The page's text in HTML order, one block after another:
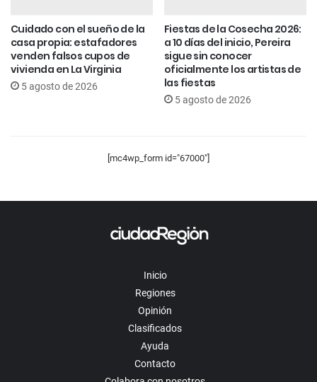
Cuidado con el sueño de la
casa propia: estafadores
venden falsos cupos de
vivienda en La Virginia
5 agosto de 2026
Fiestas de la Cosecha 2026:
a 10 días del inicio, Pereira
sigue sin conocer
oficialmente los artistas de
las fiestas
5 agosto de 2026
[mc4wp_form id="67000"]
Inicio
Regiones
Opinión
Clasificados
Ayuda
Contacto